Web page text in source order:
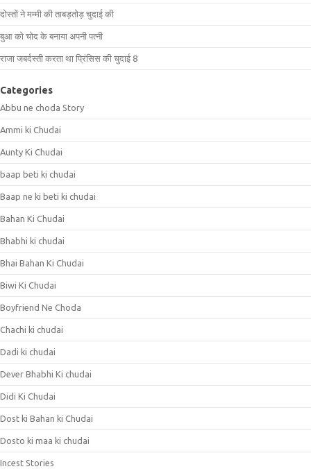
दोस्तों ने मम्मी की ताबड़तोड़ चुदाई की
बुआ को चोद के बनाया अपनी पत्नी
राजा जबर्दस्ती करता था प्रिंसिस की चुदाई 8
Categories
Abbu ne choda Story
Ammi ki Chudai
Aunty Ki Chudai
baap beti ki chudai
Baap ne ki beti ki chudai
Bahan Ki Chudai
Bhabhi ki chudai
Bhai Bahan Ki Chudai
Biwi Ki Chudai
Boyfriend Ne Choda
Chachi ki chudai
Dadi ki chudai
Dever Bhabhi Ki chudai
Didi Ki Chudai
Dost ki Bahan ki Chudai
Dosto ki maa ki chudai
Incest Stories